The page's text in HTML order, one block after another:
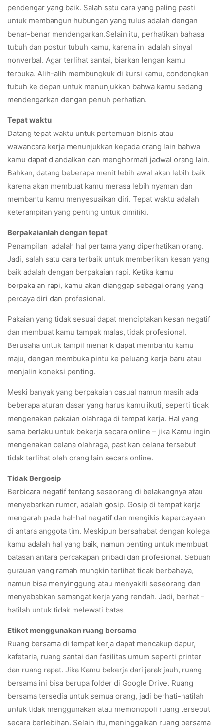
pendengar yang baik. Salah satu cara yang paling pasti
untuk membangun hubungan yang tulus adalah dengan
benar-benar mendengarkan.Selain itu, perhatikan bahasa
tubuh dan postur tubuh kamu, karena ini adalah sinyal
nonverbal. Agar terlihat santai, biarkan lengan kamu
terbuka. Alih-alih membungkuk di kursi kamu, condongkan
tubuh ke depan untuk menunjukkan bahwa kamu sedang
mendengarkan dengan penuh perhatian.
Tepat waktu
Datang tepat waktu untuk pertemuan bisnis atau
wawancara kerja menunjukkan kepada orang lain bahwa
kamu dapat diandalkan dan menghormati jadwal orang lain.
Bahkan, datang beberapa menit lebih awal akan lebih baik
karena akan membuat kamu merasa lebih nyaman dan
membantu kamu menyesuaikan diri. Tepat waktu adalah
keterampilan yang penting untuk dimiliki.
Berpakaianlah dengan tepat
Penampilan adalah hal pertama yang diperhatikan orang.
Jadi, salah satu cara terbaik untuk memberikan kesan yang
baik adalah dengan berpakaian rapi. Ketika kamu
berpakaian rapi, kamu akan dianggap sebagai orang yang
percaya diri dan profesional.
Pakaian yang tidak sesuai dapat menciptakan kesan negatif
dan membuat kamu tampak malas, tidak profesional.
Berusaha untuk tampil menarik dapat membantu kamu
maju, dengan membuka pintu ke peluang kerja baru atau
menjalin koneksi penting.
Meski banyak yang berpakaian casual namun masih ada
beberapa aturan dasar yang harus kamu ikuti, seperti tidak
mengenakan pakaian olahraga di tempat kerja. Hal yang
sama berlaku untuk bekerja secara online – jika Kamu ingin
mengenakan celana olahraga, pastikan celana tersebut
tidak terlihat oleh orang lain secara online.
Tidak Bergosip
Berbicara negatif tentang seseorang di belakangnya atau
menyebarkan rumor, adalah gosip. Gosip di tempat kerja
mengarah pada hal-hal negatif dan mengikis kepercayaan
di antara anggota tim. Meskipun bersahabat dengan kolega
kamu adalah hal yang baik, namun penting untuk membuat
batasan antara percakapan pribadi dan profesional. Sebuah
gurauan yang ramah mungkin terlihat tidak berbahaya,
namun bisa menyinggung atau menyakiti seseorang dan
menyebabkan semangat kerja yang rendah. Jadi, berhati-
hatilah untuk tidak melewati batas.
Etiket menggunakan ruang bersama
Ruang bersama di tempat kerja dapat mencakup dapur,
kafetaria, ruang santai dan fasilitas umum seperti printer
dan ruang rapat. Jika Kamu bekerja dari jarak jauh, ruang
bersama ini bisa berupa folder di Google Drive. Ruang
bersama tersedia untuk semua orang, jadi berhati-hatilah
untuk tidak menggunakan atau memonopoli ruang tersebut
secara berlebihan. Selain itu, meninggalkan ruang bersama